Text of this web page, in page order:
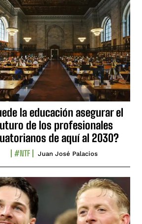
la educación asegurar el
de los profesionales
de aquí al 2030?
#NTF Juan José Palacios